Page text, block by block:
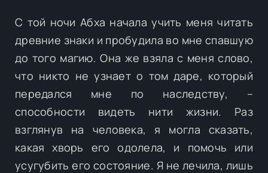
С той ночи Абха начала учить меня читать
древние знаки и пробудила во мне спавшую
до того магию. Она же взяла с меня слово,
что никто не узнает о том даре, который
передался мне по наследству, –
способности видеть нити жизни. Раз
взглянув на человека, я могла сказать,
какая хворь его одолела, и помочь или
усугубить его состояние. Я не лечила, лишь